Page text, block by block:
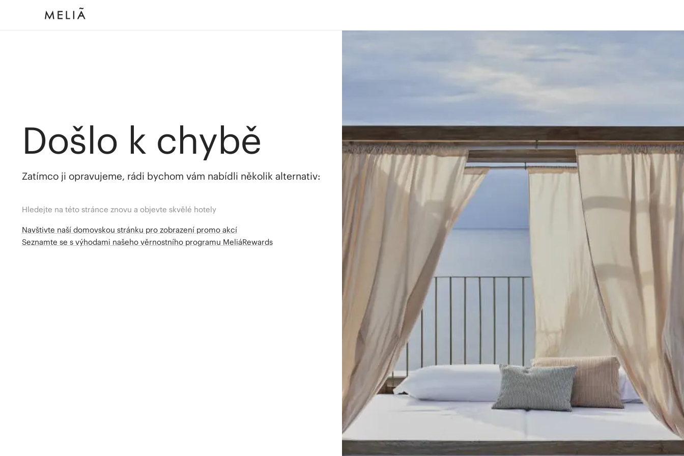
Došlo k chybě
Zatímco ji opravujeme, rádi bychom vám nabídli několik alternativ:
Hledejte na této stránce znovu a objevte skvělé hotely
Navštivte naší domovskou stránku pro zobrazení promo akcí
Seznamte se s výhodami našeho věrnostního programu MeliáRewards